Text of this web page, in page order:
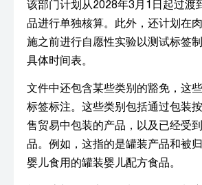
该部门计划从2028年3月1日起过渡
品进行单独核算。此外，还计划在
施之前进行自愿性实验以测试标签
具体时间表。
文件中还包含某些类别的豁免，这
标签标注。这些类别包括通过包装
售贸易中包装的产品，以及已经受
品。例如，这指的是罐装产品和被
婴儿食用的罐装婴儿配方食品。